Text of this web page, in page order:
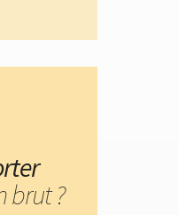
brut ?